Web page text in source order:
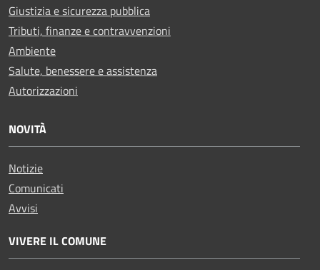
Giustizia e sicurezza pubblica
Tributi, finanze e contravvenzioni
Ambiente
Salute, benessere e assistenza
Autorizzazioni
NOVITÀ
Notizie
Comunicati
Avvisi
VIVERE IL COMUNE